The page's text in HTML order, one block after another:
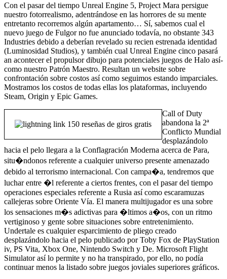
Con el pasar del tiempo Unreal Engine 5, Project Mara persigue
nuestro fotorrealismo, adentrándose en las horrores de su mente
entretanto recorremos algún apartamento… Sí, sabemos cual el
nuevo juego de Fulgor no fue anunciado todavía, no obstante 343
Industries debido a deberían revelado su recien estrenada identidad
(Luminosidad Studios), y también cual Unreal Engine cinco pasará
an acontecer el propulsor dibujo para potenciales juegos de Halo así­
como nuestro Patrón Maestro. Resultan un website sobre
confrontación sobre costos así­ como seguimos estando imparciales.
Mostramos los costos de todas ellas los plataformas, incluyendo
Steam, Origin y Epic Games.
Call of Duty
abandona la 2ª
Conflicto Mundial
desplazándolo
hacia el pelo llegara a la Conflagración Moderna acerca de Para,
situ�ndonos referente a cualquier universo presente amenazado
debido al terrorismo internacional. Con campa�a, tendremos que
luchar entre �l referente a ciertos frentes, con el pasar del tiempo
operaciones especiales referente a Rusia así­ como escaramuzas
callejeras sobre Oriente Ví­a. El manera multijugador es una sobre
los sensaciones m�s adictivas para �ltimos a�os, con un ritmo
vertiginoso y gente sobre situaciones sobre entretenimiento.
Undertale es cualquier esparcimiento de pliego creado
desplazándolo hacia el pelo publicado por Toby Fox de PlayStation
iv, PS Vita, Xbox One, Nintendo Switch y De. Microsoft Flight
Simulator así lo permite y no ha transpirado, por ello, no podía
continuar menos la listado sobre juegos joviales superiores gráficos.